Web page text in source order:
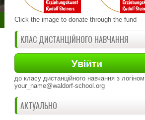
Click the image to donate through the fund
КЛАС ДИСТАНЦІЙНОГО НАВЧАННЯ
до класу дистанційного навчання з логіном
your_name@waldorf-school.org
АКТУАЛЬНО